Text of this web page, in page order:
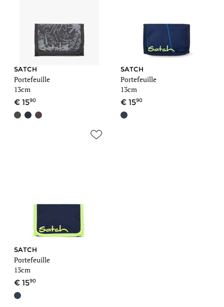
SATCH
Portefeuille
13cm
1590
SATCH
Portefeuille
13cm
1590
SATCH
Portefeuille
13cm
1590